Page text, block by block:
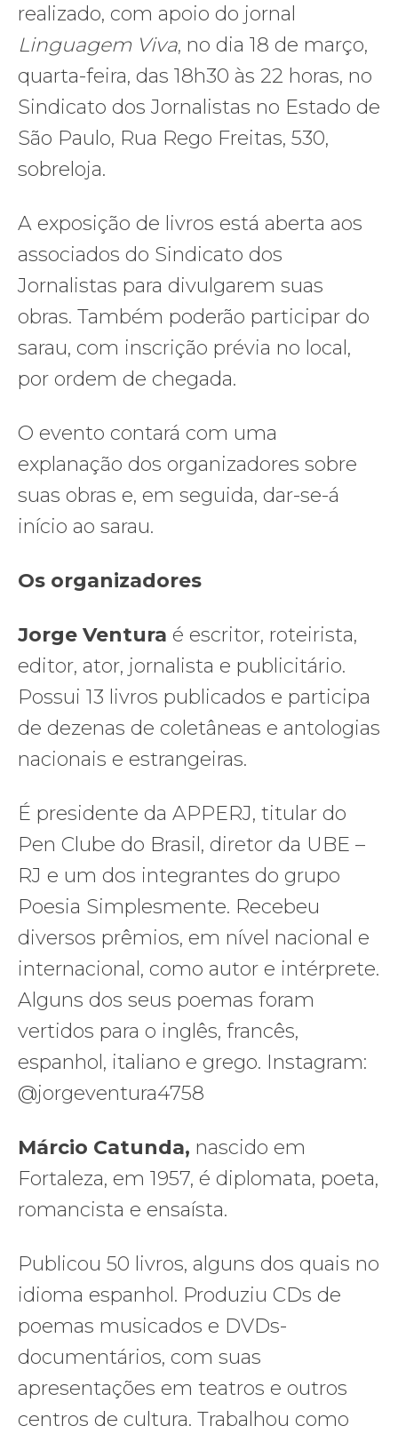
realizado, com apoio do jornal
Linguagem Viva, no dia 18 de março,
quarta-feira, das 18h30 às 22 horas, no
Sindicato dos Jornalistas no Estado de
São Paulo, Rua Rego Freitas, 530,
sobreloja.
A exposição de livros está aberta aos
associados do Sindicato dos
Jornalistas para divulgarem suas
obras. Também poderão participar do
sarau, com inscrição prévia no local,
por ordem de chegada.
O evento contará com uma
explanação dos organizadores sobre
suas obras e, em seguida, dar-se-á
início ao sarau.
Os organizadores
Jorge Ventura é escritor, roteirista,
editor, ator, jornalista e publicitário.
Possui 13 livros publicados e participa
de dezenas de coletâneas e antologias
nacionais e estrangeiras.
É presidente da APPERJ, titular do
Pen Clube do Brasil, diretor da UBE –
RJ e um dos integrantes do grupo
Poesia Simplesmente. Recebeu
diversos prêmios, em nível nacional e
internacional, como autor e intérprete.
Alguns dos seus poemas foram
vertidos para o inglês, francês,
espanhol, italiano e grego. Instagram:
@jorgeventura4758
Márcio Catunda, nascido em
Fortaleza, em 1957, é diplomata, poeta,
romancista e ensaísta.
Publicou 50 livros, alguns dos quais no
idioma espanhol. Produziu CDs de
poemas musicados e DVDs-
documentários, com suas
apresentações em teatros e outros
centros de cultura. Trabalhou como